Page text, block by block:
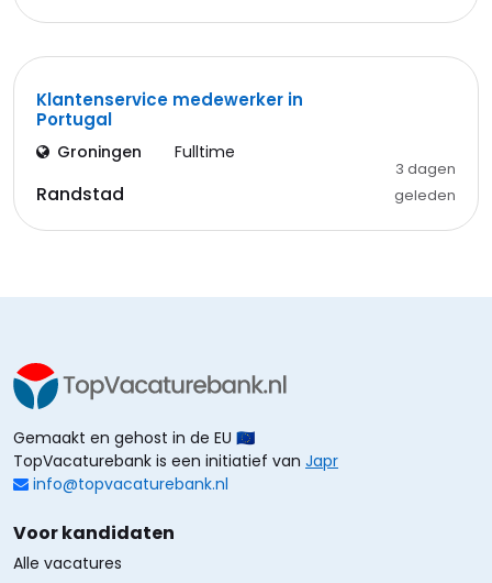
Klantenservice medewerker in
Portugal
Groningen Fulltime
Randstad
3 dagen
geleden
Gemaakt en gehost in de EU 🇪🇺
TopVacaturebank is een initiatief van Japr
info@topvacaturebank.nl
Voor kandidaten
Alle vacatures